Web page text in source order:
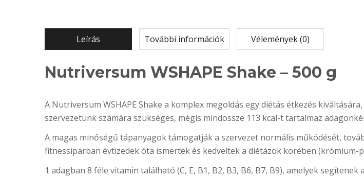
Leírás További információk Vélemények (0)
Nutriversum WSHAPE Shake – 500 g
A Nutriversum WSHAPE Shake a komplex megoldás egy diétás étkezés
szervezetünk számára szükséges, mégis mindössze 113 kcal-t tartalmaz
A magas minőségű tápanyagok támogatják a szervezet normális működését,
fitnessiparban évtizedek óta ismertek és kedveltek a diétázok körében
1 adagban 8 féle vitamin található (C, E, B1, B2, B3, B6, B7, B9), amelyek